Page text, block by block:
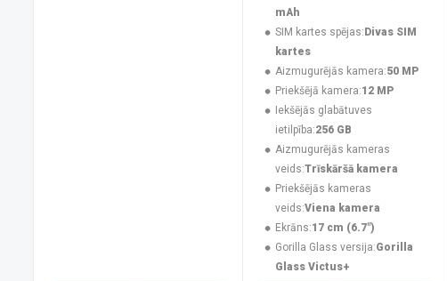
mAh
SIM kartes spējas: Divas SIM
kartes
Aizmugurējās kamera:50 MP
Priekšējā kamera:12 MP
Iekšējās glabātuves
ietilpība:256 GB
Aizmugurējās kameras
veids:Trīskāršā kamera
Priekšējās kameras
veids:Viena kamera
Ekrāns:17 cm (6.7")
Gorilla Glass versija:Gorilla
Glass Victus+